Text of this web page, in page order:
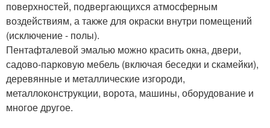
поверхностей, подвергающихся атмосферным
воздействиям, а также для окраски внутри помещений
(исключение - полы).
Пентафталевой эмалью можно красить окна, двери,
садово-парковую мебель (включая беседки и скамейки),
деревянные и металлические изгороди,
металлоконструкции, ворота, машины, оборудование и
многое другое.